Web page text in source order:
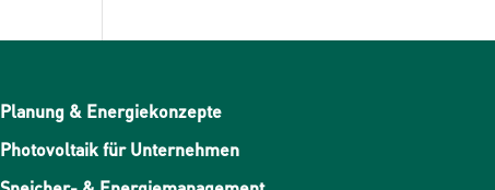
Planung & Energiekonzepte
Photovoltaik für Unternehmen